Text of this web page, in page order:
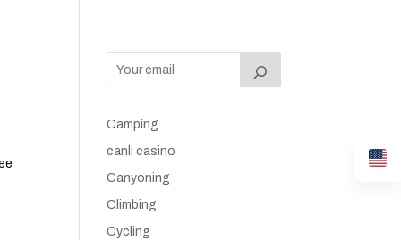
Camping
canli casino
Canyoning
Climbing
Cycling